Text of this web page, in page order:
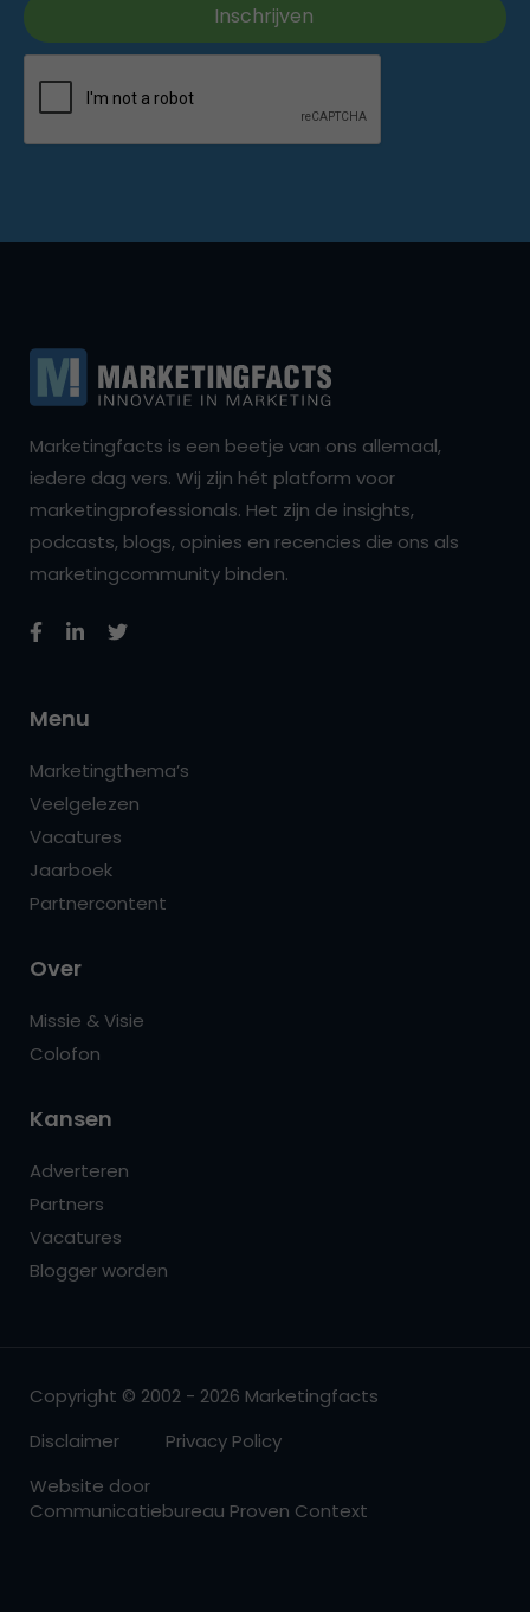
Marketingfacts is een beetje van ons allemaal,
iedere dag vers. Wij zijn hét platform voor
marketingprofessionals. Het zijn de insights,
podcasts, blogs, opinies en recencies die ons als
marketingcommunity binden.
Menu
Marketingthema’s
Veelgelezen
Vacatures
Jaarboek
Partnercontent
Over
Missie & Visie
Colofon
Kansen
Adverteren
Partners
Vacatures
Blogger worden
Copyright © 2002 - 2026 Marketingfacts
Disclaimer
Privacy Policy
Website door
Communicatiebureau Proven Context